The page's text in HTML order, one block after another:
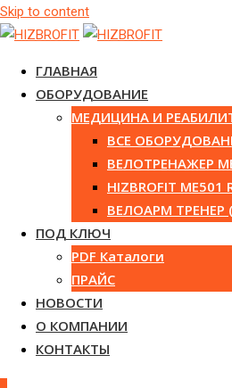
Skip to content
ГЛАВНАЯ
ОБОРУДОВАНИЕ
МЕДИЦИНА И
ВСЕ
ВЕЛОТРЕНАЖЕР
HIZBROFIT ME501
ВЕЛОАРМ
ПОД КЛЮЧ
PDF Каталоги
ПРАЙС
НОВОСТИ
О КОМПАНИИ
КОНТАКТЫ